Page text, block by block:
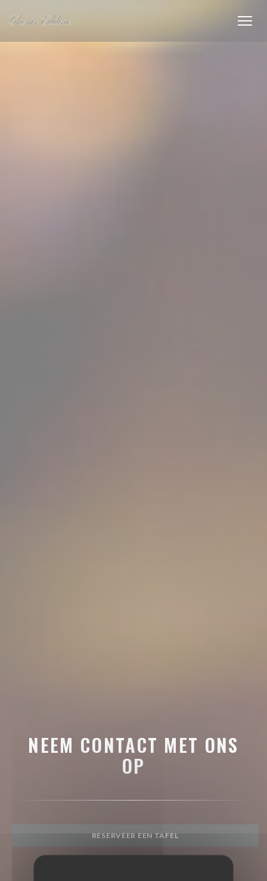
NEEM CONTACT MET ONS
OP
RESERVEER EEN TAFEL